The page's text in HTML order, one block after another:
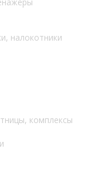
налокотники
комплексы